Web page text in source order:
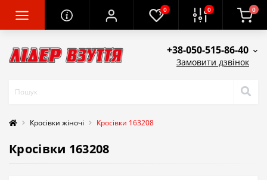
0 0 0
+38-050-515-86-40
Замовити дзвінок
Кросівки жіночі Кросівки 163208
Кросівки 163208